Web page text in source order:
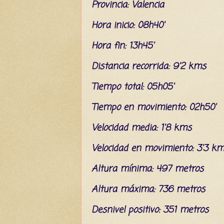
Provincia: Valencia
Hora inicio: 08h40'
Hora fin: 13h45'
Distancia recorrida: 9'2 kms
Tiempo total: 05h05'
Tiempo en movimiento: 02h50'
Velocidad media: 1'8 kms
Velocidad en movimiento:3'3
Altura mínima: 497 metros
Altura máxima: 736 metros
Desnivel positivo: 351 metros